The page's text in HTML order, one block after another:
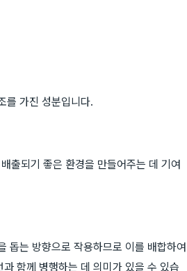
를 가진 성분입니다.
출되기 좋은 환경을 만들어주는 데 기여
돕는 방향으로 작용하므로 이를 배합하여
함께 병행하는 데 의미가 있을 수 있습